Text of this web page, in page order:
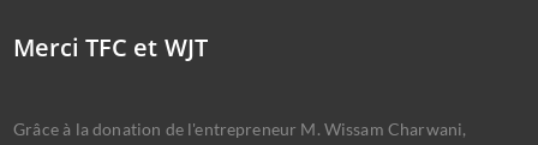
Merci TFC et WJT
Grâce à la donation de l'entrepreneur M. Wissam Charwani,